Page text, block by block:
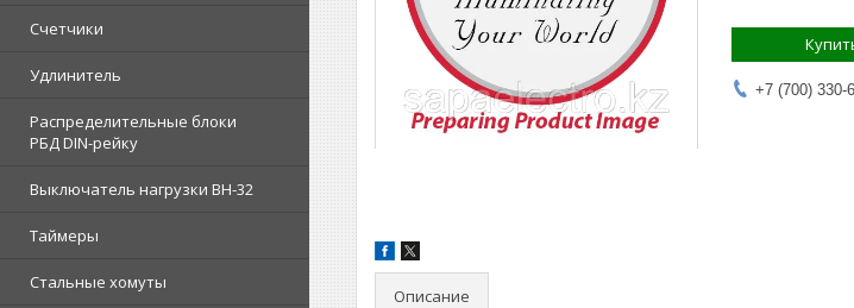
Счетчики
Удлинитель
Распределительные блоки
РБД DIN-рейку
Выключатель нагрузки ВН-32
Таймеры
Стальные хомуты
+7 (700) 330-
Описание